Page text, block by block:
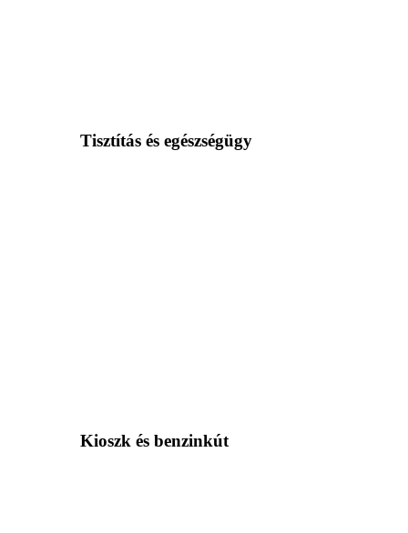
Tisztítás és egészségügy
Kioszk és benzinkút